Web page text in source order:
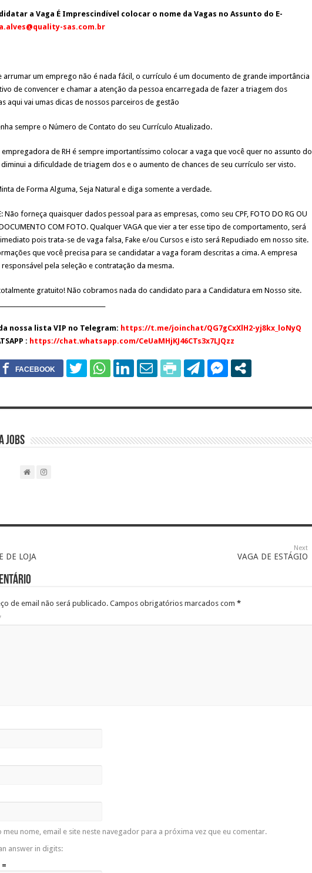
a Vaga É Imprescindível colocar o nome da Vagas no Assunto do E-
sas.com.br
arrumar um emprego não é nada fácil, o currículo é um documento de grande importância
de convencer e chamar a atenção da pessoa encarregada de fazer a triagem dos
aqui vai umas dicas de nossos parceiros de gestão
sempre o Número de Contato do seu Currículo Atualizado.
empregadora de RH é sempre importantíssimo colocar a vaga que você quer no assunto do
a dificuldade de triagem dos e o aumento de chances de seu currículo ser visto.
de Forma Alguma, Seja Natural e diga somente a verdade.
Não forneça quaisquer dados pessoal para as empresas, como seu CPF, FOTO DO RG OU
COM FOTO. Qualquer VAGA que vier a ter esse tipo de comportamento, será
pois trata-se de vaga falsa, Fake e/ou Cursos e isto será Repudiado em nosso site.
que você precisa para se candidatar a vaga foram descritas a cima. A empresa
pela seleção e contratação da mesma.
gratuito! Não cobramos nada do candidato para a Candidatura em Nosso site.
nossa lista VIP no Telegram: https://t.me/joinchat/QG7gCxXlH2-yj8kx_loNyQ
: https://chat.whatsapp.com/CeUaMHjKJ46CTs3x7LJQzz
JOBS
DE LOJA
Next
VAGA DE ESTÁGIO
de email não será publicado. Campos obrigatórios marcados com *
meu nome, email e site neste navegador para a próxima vez que eu comentar.
answer in digits: